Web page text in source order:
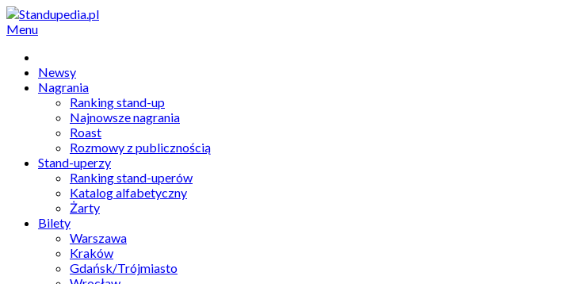
Menu
Newsy
Nagrania
Ranking stand-up
Najnowsze nagrania
Roast
Rozmowy z publicznością
Stand-uperzy
Ranking stand-uperów
Katalog alfabetyczny
Żarty
Bilety
Warszawa
Kraków
Gdańsk/Trójmiasto